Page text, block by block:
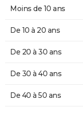
Moins de 10 ans
De 10 à 20 ans
De 20 à 30 ans
De 30 à 40 ans
De 40 à 50 ans